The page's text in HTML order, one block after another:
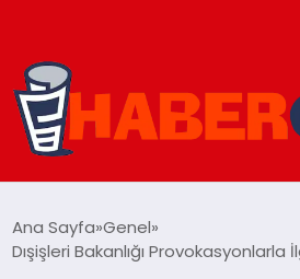
GÜNDEM
Ana Sayfa Genel
Dışişleri Bakanlığı Provokasyonlarla